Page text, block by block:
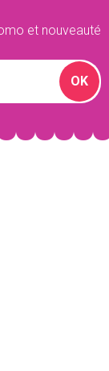
et nouveauté
OK